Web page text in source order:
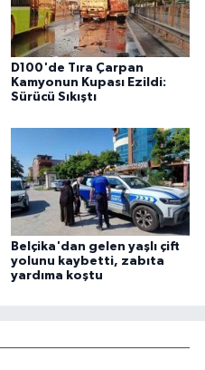
D100'de Tıra Çarpan
Kamyonun Kupası Ezildi:
Sürücü Sıkıştı
Belçika'dan gelen yaşlı çift
yolunu kaybetti, zabıta
yardıma koştu